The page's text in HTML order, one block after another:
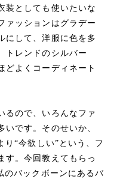
装としても使いたいな
ァッションはグラデー
にして、洋服に色を多
トレンドのシルバー
どよくコーディネート
るので、いろんなファ
いです。そのせいか、
り“今欲しい”という、フ
す。今回教えてもらっ
のバックボーンにあるバ